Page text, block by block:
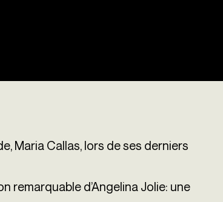
Maria Callas, lors de ses derniers
remarquable d’Angelina Jolie: une